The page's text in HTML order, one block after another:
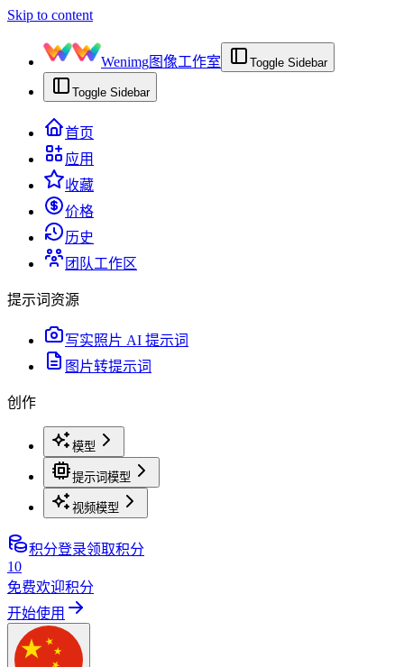
Skip to content
Wenimg图像工作室 Toggle Sidebar
Toggle Sidebar
首页
应用
收藏
价格
历史
团队工作区
提示词资源
写实照片 AI 提示词
图片转提示词
创作
模型
提示词模型
视频模型
积分登录领取积分
10
免费欢迎积分
开始使用